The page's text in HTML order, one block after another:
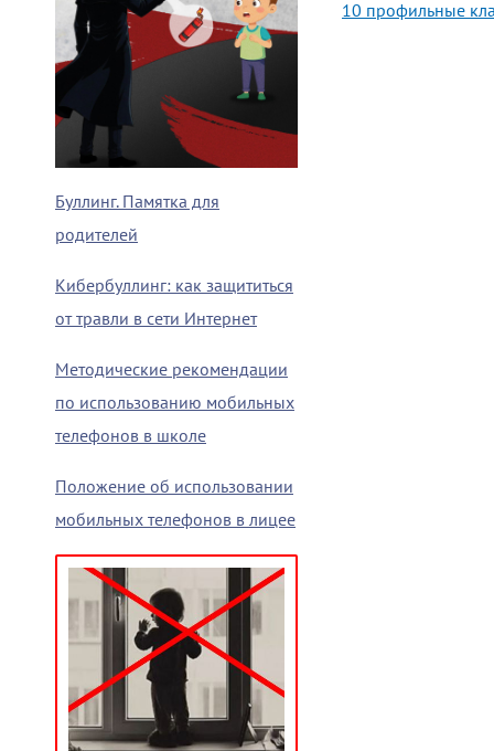
Буллинг. Памятка для
родителей
Кибербуллинг: как защититься
от травли в сети Интернет
Методические рекомендации
по использованию мобильных
телефонов в школе
Положение об использовании
мобильных телефонов в лицее
10 профильные